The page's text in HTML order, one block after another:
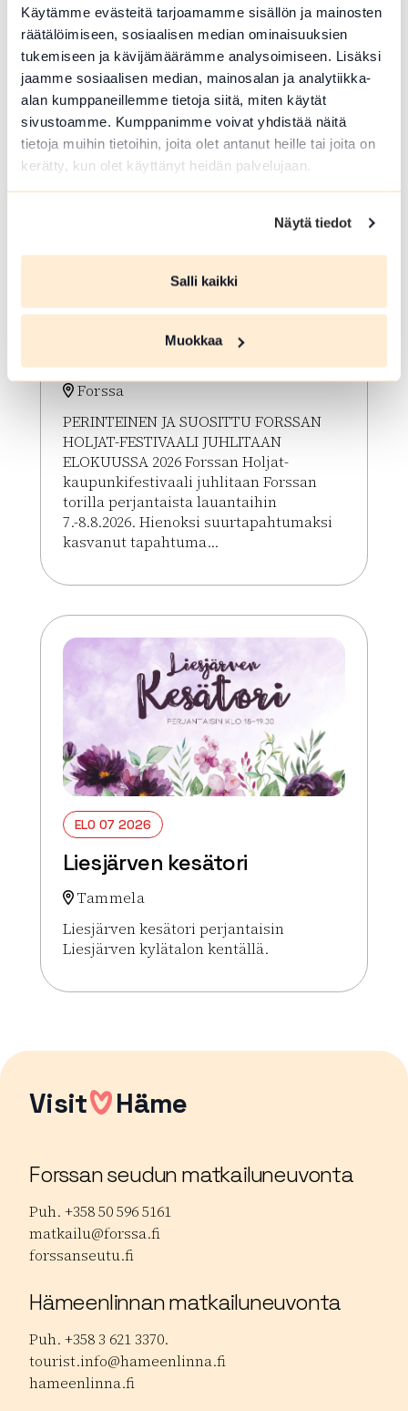
Käytämme evästeitä tarjoamamme sisällön ja mainosten
räätälöimiseen, sosiaalisen median ominaisuuksien
tukemiseen ja kävijämäärämme analysoimiseen. Lisäksi
jaamme sosiaalisen median, mainosalan ja analytiikka-
alan kumppaneillemme tietoja siitä, miten käytät
sivustoamme. Kumppanimme voivat yhdistää näitä
tietoja muihin tietoihin, joita olet antanut heille tai joita on
kerätty, kun olet käyttänyt heidän palvelujaan.
Näytä tiedot
Salli kaikki
Muokkaa
Kuuntelemaan eläinten ääniä ja
tapaamaan vanhoja tuttuja.
Lue lisää tapahtumasta Kesäkirppis Hämeen
ELO 07 2026
HOLJAT 2026: 2 Päivää
Forssa
PERINTEINEN JA SUOSITTU FORSSAN
HOLJAT-FESTIVAALI JUHLITAAN
ELOKUUSSA 2026 Forssan Holjat-
kaupunkifestivaali juhlitaan Forssan
torilla perjantaista lauantaihin
7.-8.8.2026. Hienoksi suurtapahtumaksi
kasvanut tapahtuma...
Lue lisää tapahtumasta HOLJAT 2026: 2 Päivää
ELO 07 2026
Liesjärven kesätori
Tammela
Liesjärven kesätori perjantaisin
Liesjärven kylätalon kentällä.
Lue lisää tapahtumasta Liesjärven kesätori
Visit Häme
Forssan seudun matkailuneuvonta
Puh. +358 50 596 5161
matkailu@forssa.fi
forssanseutu.fi
Hämeenlinnan matkailuneuvonta
Puh. +358 3 621 3370.
tourist.info@hameenlinna.fi
hameenlinna.fi